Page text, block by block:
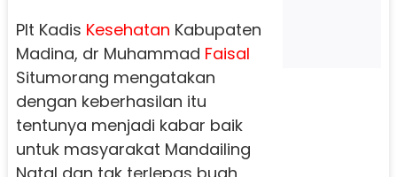
Plt Kadis Kesehatan Kabupaten
Madina, dr Muhammad Faisal
Situmorang mengatakan
dengan keberhasilan itu
tentunya menjadi kabar baik
untuk masyarakat Mandailing